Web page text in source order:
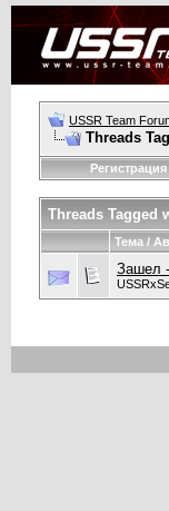
USSR Team
Threads
Регистрация
Threads Tagged
Тема /
Зашел